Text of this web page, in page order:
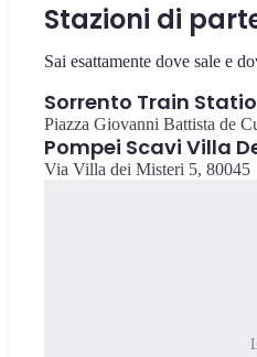
Stazioni di
Sai esattamente dove sale e
Sorrento Train
Piazza Giovanni Battista de
Pompei Scavi Villa
Via Villa dei Misteri 5, 80045